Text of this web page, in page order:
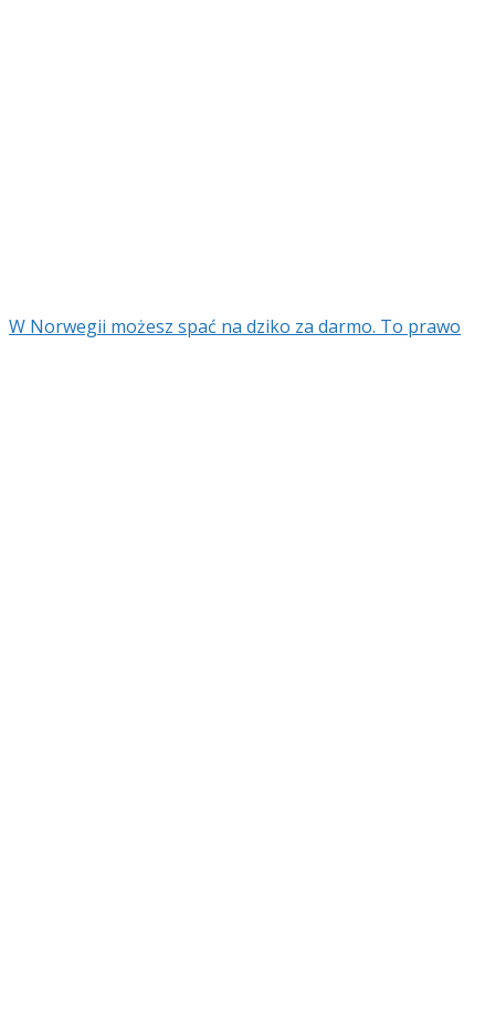
W Norwegii możesz spać na dziko za darmo. To prawo